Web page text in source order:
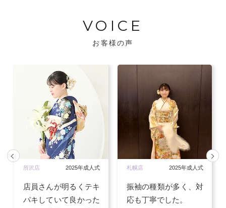
VOICE
お客様の声
所沢店 2025年成人式
店員さんが明るくテキ
パキしていて良かった
札幌店 2025年成人式
振袖の種類が多く、対
応も丁寧でした。